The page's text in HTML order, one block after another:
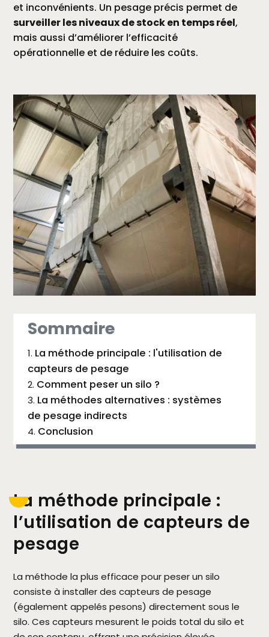
et inconvénients. Un pesage précis permet de
surveiller les niveaux de stock en temps réel,
mais aussi d’améliorer l’efficacité
opérationnelle et de réduire les coûts.
Sommaire
La méthode principale : l'utilisation de
capteurs de pesage
Comment peser un silo ?
La méthodes alternatives : systèmes
de pesage indirects
Conclusion
La méthode principale :
l’utilisation de capteurs de
pesage
La méthode la plus efficace pour peser un silo
consiste à installer des capteurs de pesage
(également appelés pesons) directement sous le
silo. Ces capteurs mesurent le poids total du silo et